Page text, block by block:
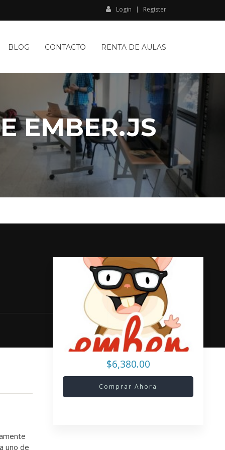
Login Register
BLOG CONTACTO RENTA DE AULAS
EMBER.JS
uno de
$6,380.00
Comprar Ahora